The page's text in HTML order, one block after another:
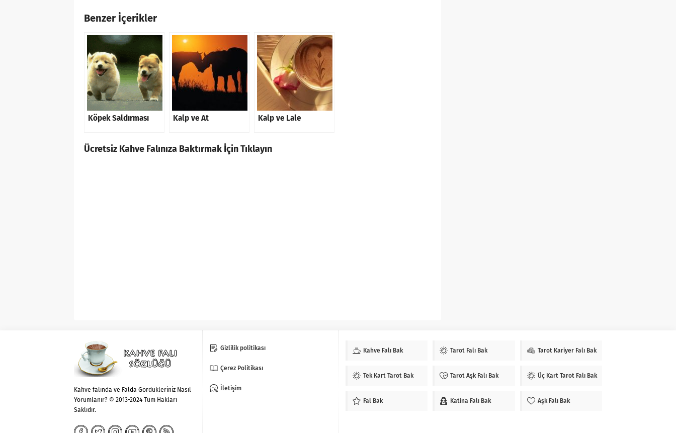
Benzer İçerikler
Köpek Saldırması Kalp ve At Kalp ve Lale
Ücretsiz Kahve Falınıza Baktırmak İçin Tıklayın
Kahve falında ve Falda Gördükleriniz Nasıl
Yorumlanır? © 2013-2024 Tüm Hakları
Saklıdır.
Gizlilik politikası
Çerez Politikası
İletişim
Kahve Falı Bak Tarot Falı Bak Tarot Kariyer Falı Bak
Tek Kart Tarot Bak Tarot Aşk Falı Bak Üç Kart Tarot Falı Bak
Fal Bak Katina Falı Bak Aşk Falı Bak